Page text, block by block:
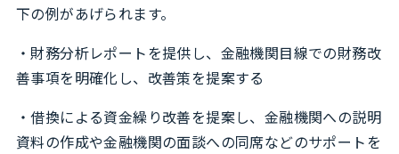
下の例があげられます。
・財務分析レポートを提供し、金融機関目線での財務改
善事項を明確化し、改善策を提案する
・借換による資金繰り改善を提案し、金融機関への説明
資料の作成や金融機関の面談への同席などのサポートを